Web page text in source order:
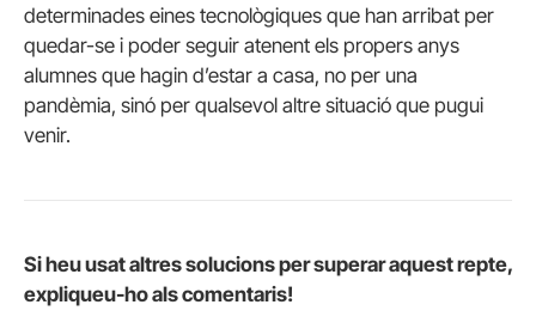
determinades eines tecnològiques que han arribat per
quedar-se i poder seguir atenent els propers anys
alumnes que hagin d’estar a casa, no per una
pandèmia, sinó per qualsevol altre situació que pugui
venir.
Si heu usat altres solucions per superar aquest repte,
expliqueu-ho als comentaris!